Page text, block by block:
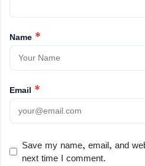
Name *
Email *
Save my name, email, and
next time I comment.